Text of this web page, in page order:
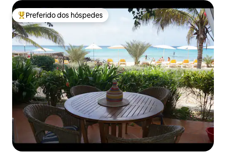
Entre os melhores preferidos dos hóspedes
Preferido dos hóspedes